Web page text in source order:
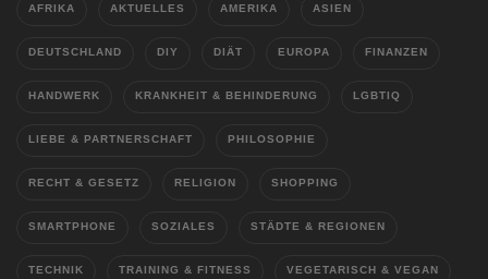
AFRIKA AKTUELLES AMERIKA ASIEN
DEUTSCHLAND DIY DIÄT EUROPA FINANZEN
HANDWERK KRANKHEIT & BEHINDERUNG LGBTIQ
LIEBE & PARTNERSCHAFT PHILOSOPHIE
RECHT & GESETZ RELIGION SHOPPING
SMARTPHONE SOZIALES STÄDTE & REGIONEN
TECHNIK TRAINING & FITNESS VEGETARISCH & VEGAN